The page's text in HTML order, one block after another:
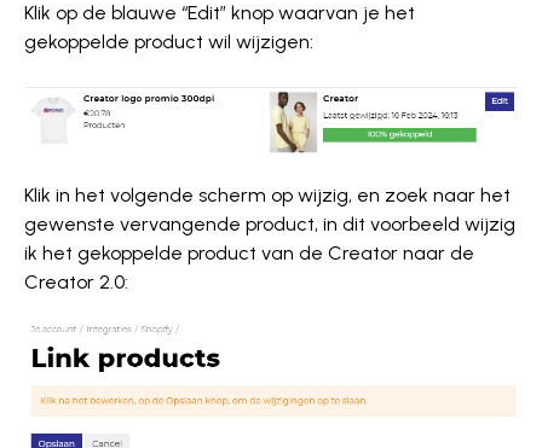
Klik op de blauwe “Edit” knop waarvan je het
gekoppelde product wil wijzigen:
Klik in het volgende scherm op wijzig, en zoek naar het
gewenste vervangende product, in dit voorbeeld wijzig
ik het gekoppelde product van de Creator naar de
Creator 2.0: